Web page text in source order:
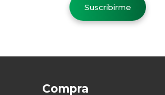
Compra
Suscribirme